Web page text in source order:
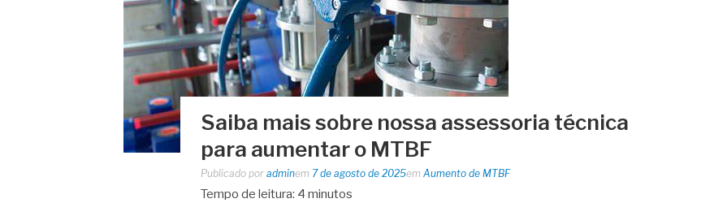
Saiba mais sobre nossa assessoria técnica
para aumentar o MTBF
Publicado por adminem 7 de agosto de 2025em Aumento de MTBF
Tempo de leitura: 4 minutos